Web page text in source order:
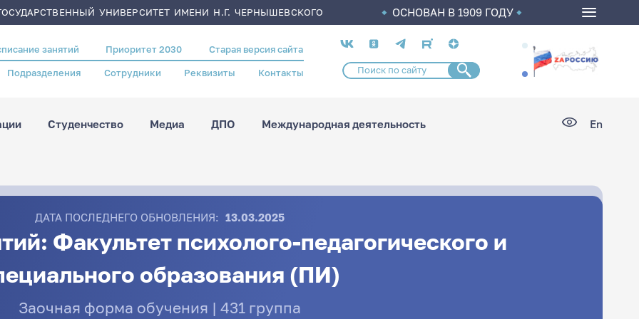
УНИВЕРСИТЕТ ИМЕНИ Н.Г. ЧЕРНЫШЕВСКОГО ОСНОВАН В 1909 ГОДУ
занятий Приоритет 2030 Старая версия сайта
Подразделения Сотрудники Реквизиты Контакты
Социальные
сети
Студенчество Медиа ДПО Международная деятельность En
ДАТА ПОСЛЕДНЕГО ОБНОВЛЕНИЯ: 13.03.2025
Факультет психолого-педагогического и
образования (ПИ)
Заочная форма обучения | 431 группа